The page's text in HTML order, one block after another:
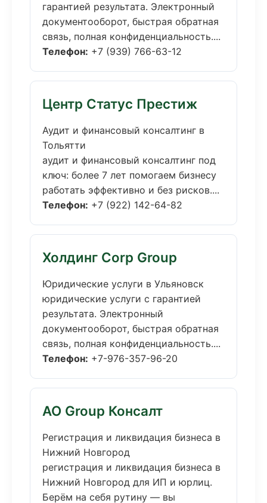
гарантией результата. Электронный
документооборот, быстрая обратная
связь, полная конфиденциальность....
Телефон: +7 (939) 766-63-12
Центр Статус Престиж
Аудит и финансовый консалтинг в
Тольятти
аудит и финансовый консалтинг под
ключ: более 7 лет помогаем бизнесу
работать эффективно и без рисков....
Телефон: +7 (922) 142-64-82
Холдинг Corp Group
Юридические услуги в Ульяновск
юридические услуги с гарантией
результата. Электронный
документооборот, быстрая обратная
связь, полная конфиденциальность....
Телефон: +7-976-357-96-20
АО Group Консалт
Регистрация и ликвидация бизнеса в
Нижний Новгород
регистрация и ликвидация бизнеса в
Нижний Новгород для ИП и юрлиц.
Берём на себя рутину — вы